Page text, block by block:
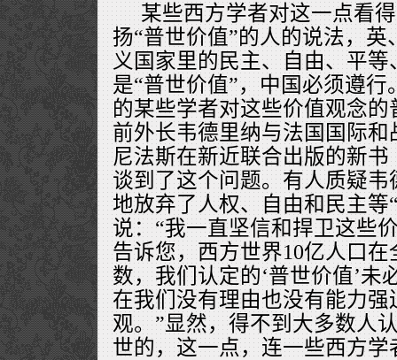
某些西方学者对这一点看
扬“普世价值”的人的说法，
义国家里的民主、自由、平
是“普世价值”，中国必须遵
的某些学者对这些价值观念
前外长韦德里纳与法国国际
尼法斯在新近联合出版的新
谈到了这个问题。有人质疑韦
地放弃了人权、自由和民主等
说：“我一直坚信和捍卫这些
告诉您，西方世界10亿人口
数，我们认定的‘普世价值’未
在我们没有理由也没有能力
观。”显然，得不到大多数人
世的，这一点，连一些西方学